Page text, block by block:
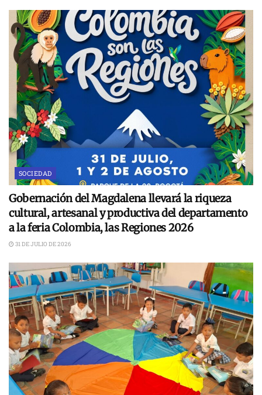
SOCIEDAD
Gobernación del Magdalena llevará la riqueza
cultural, artesanal y productiva del departamento
a la feria Colombia, las Regiones 2026
31 DE JULIO DE 2026